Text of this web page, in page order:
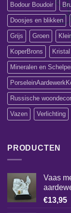
Bodour Boudoir
Doosjes en blikken
Grijs Groen
KoperBrons Kristal
Mineralen en
Russische
Vazen Verlichting
PRODUCTEN
Vaas
€13,95